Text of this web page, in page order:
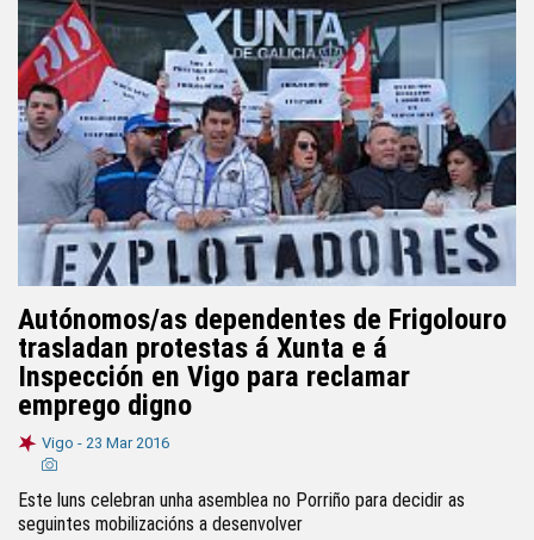
Autónomos/as dependentes de Frigolouro
trasladan protestas á Xunta e á
Inspección en Vigo para reclamar
emprego digno
Vigo - 23 Mar 2016
Este luns celebran unha asemblea no Porriño para decidir as
seguintes mobilizacións a desenvolver